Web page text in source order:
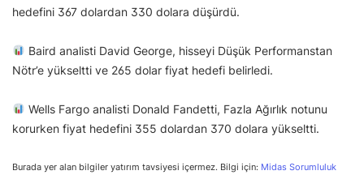
hedefini 367 dolardan 330 dolara düşürdü.
Baird analisti David George, hisseyi Düşük Performanstan
Nötr’e yükseltti ve 265 dolar fiyat hedefi belirledi.
Wells Fargo analisti Donald Fandetti, Fazla Ağırlık notunu
korurken fiyat hedefini 355 dolardan 370 dolara yükseltti.
Burada yer alan bilgiler yatırım tavsiyesi içermez. Bilgi için: Midas Sorumluluk